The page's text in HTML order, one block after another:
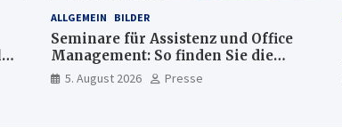
ALLGEMEIN BILDER
Seminare für Assistenz und Office
Management: So finden Sie die
passende Weiterbildung
5. August 2026 Presse